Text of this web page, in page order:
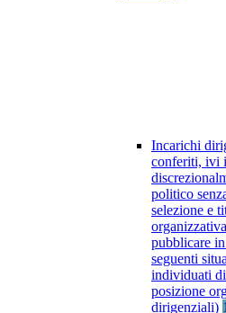
Incarichi
conferiti, ivi
politico
selezione e
pubblicare
seguenti
individuati
posizione
dirigenziali) 1